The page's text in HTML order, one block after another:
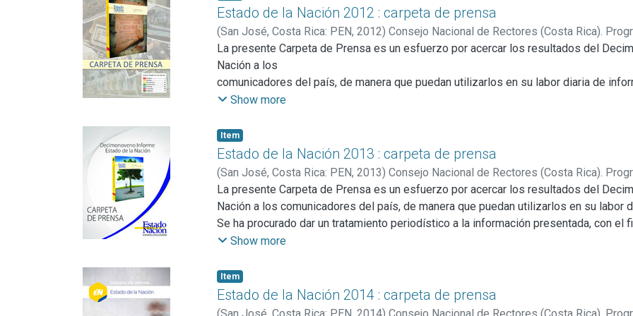
Estado de la Nación 2012 : carpeta de prensa
(San José, Costa Rica: PEN, 2012) Consejo Nacional de Rectores (Costa Rica).
La presente Carpeta de Prensa es un esfuerzo por acercar los resultados del
Nación a los
comunicadores del país, de manera que puedan utilizarlos en su labor diaria de
procurado
que permitan que la población conozca mejor la realidad nacional.
Para facilitar su uso, este documento se ha dividido en dos secciones. La primera
en la
que se detalla cada uno de los temas tratados, el número de página donde se ubica
correspondientes
del Decimoctavo Informe en las que el asunto se desarrolla en profundidad, para
más información. La segunda sección consta de siete capítulos, organizados según
inicia con una valoración general y luego presenta una selección de los temas
nacional
en las áreas social, económica, ambiental y política, además de dos aportes
Show more
Item
Estado de la Nación 2013 : carpeta de prensa
(San José, Costa Rica: PEN, 2013) Consejo Nacional de Rectores (Costa Rica).
La presente Carpeta de Prensa es un esfuerzo por acercar los resultados del
Nación a los comunicadores del país, de manera que puedan utilizarlos en su labor
Se ha procurado dar un tratamiento periodístico a la información presentada, con el
útiles y actuales que permitan que la población conozca mejor la realidad nacional.
valoración general y luego presenta una selección de los temas abordados para
las áreas social, económica, ambiental y política, además de un aporte especial
Sistema de seguimiento de los desafíos en desarrollo humano en la oferta electoral.
Show more
Item
Estado de la Nación 2014 : carpeta de prensa